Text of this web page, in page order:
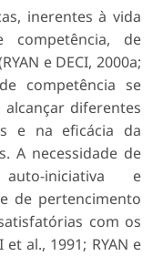
inerentes à vida
competência, de
e DECI, 2000a;
competência se
diferentes
e na eficácia da
A necessidade de
iniciativa e
de pertencimento
com os
al., 1991; RYAN e